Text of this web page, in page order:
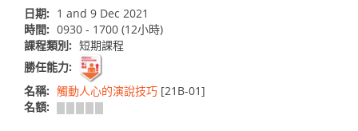
日期: 1 and 9 Dec 2021
時間: 0930 - 1700 (12小時)
課程類別: 短期課程
勝任能力:
名稱: 觸動人心的演說技巧 [21B-01]
名額: